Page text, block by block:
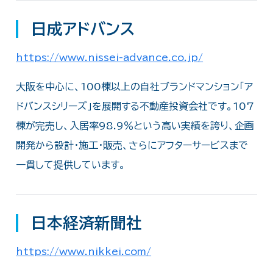
日成アドバンス
https://www.nissei-advance.co.jp/
大阪を中心に、100棟以上の自社ブランドマンション「ア
ドバンスシリーズ」を展開する不動産投資会社です。107
棟が完売し、入居率98.9％という高い実績を誇り、企画
開発から設計・施工・販売、さらにアフターサービスまで
一貫して提供しています。
日本経済新聞社
https://www.nikkei.com/